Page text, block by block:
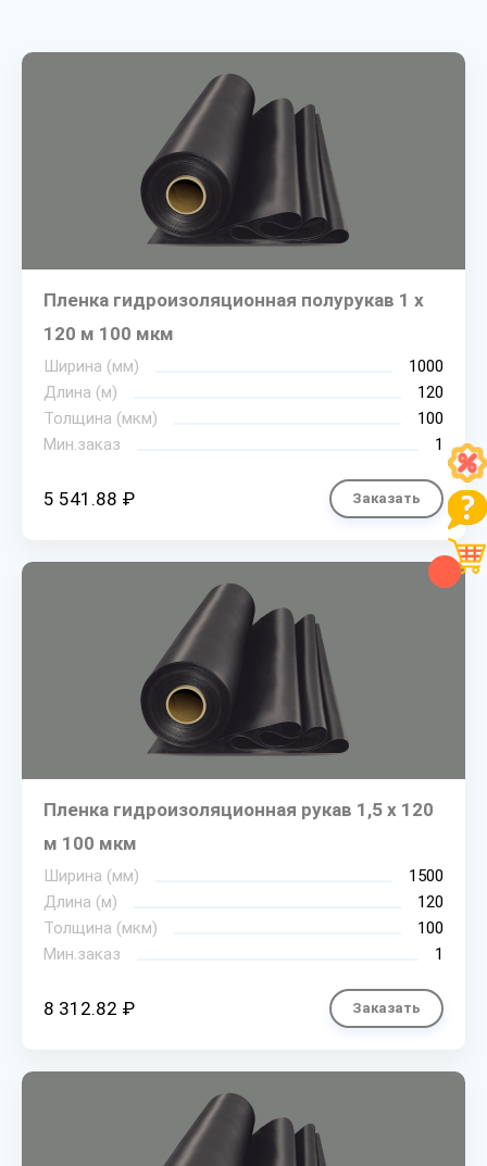
Пленка гидроизоляционная полурукав 1 х
120 м 100 мкм
Ширина (мм)
1000
Длина (м)
120
Толщина (мкм)
100
Мин.заказ
1
5 541.88 ₽ Заказать
Пленка гидроизоляционная рукав 1,5 х 120
м 100 мкм
Ширина (мм)
1500
Длина (м)
120
Толщина (мкм)
100
Мин.заказ
1
8 312.82 ₽ Заказать